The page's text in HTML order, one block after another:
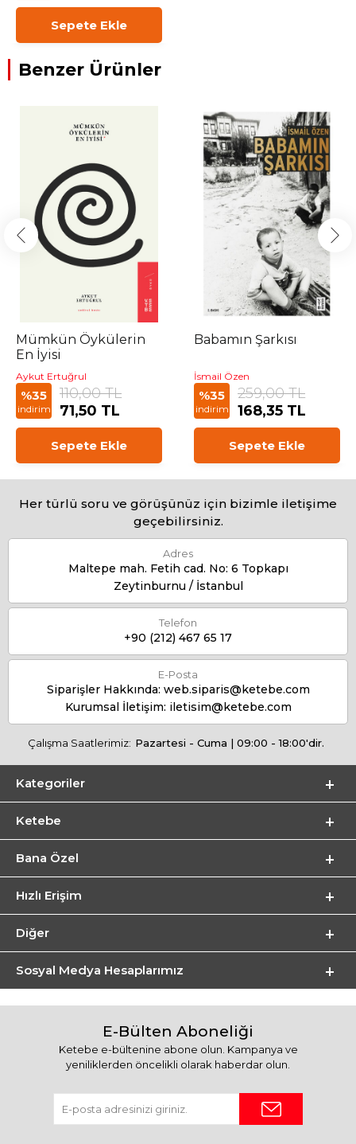
Sepete Ekle
Benzer Ürünler
Mümkün Öykülerin
En İyisi
Aykut Ertuğrul
%35
indirim
110,00 TL
71,50 TL
Sepete Ekle
Babamın Şarkısı
İsmail Özen
%35
indirim
259,00 TL
168,35 TL
Sepete Ekle
Her türlü soru ve görüşünüz için bizimle iletişime
geçebilirsiniz.
Adres
Maltepe mah. Fetih cad. No: 6 Topkapı
Zeytinburnu / İstanbul
Telefon
+90 (212) 467 65 17
E-Posta
Siparişler Hakkında: web.siparis@ketebe.com
Kurumsal İletişim: iletisim@ketebe.com
Çalışma Saatlerimiz: Pazartesi - Cuma | 09:00 - 18:00'dir.
Kategoriler
Ketebe
Bana Özel
Hızlı Erişim
Diğer
Sosyal Medya Hesaplarımız
E-Bülten Aboneliği
Ketebe e-bültenine abone olun. Kampanya ve
yeniliklerden öncelikli olarak haberdar olun.